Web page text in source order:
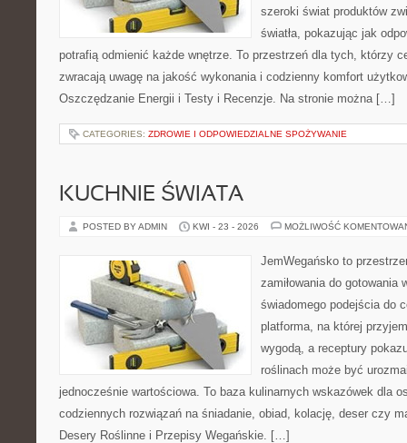
szeroki świat produktów
światła, pokazując jak
potrafią odmienić każde wnętrze. To przestrzeń dla tych, którzy
zwracają uwagę na jakość wykonania i codzienny komfort
Oszczędzanie Energii i Testy i Recenzje. Na stronie można […]
CATEGORIES: ZDROWIE I ODPOWIEDZIALNE SPOŻYWANIE
KUCHNIE ŚWIATA
POSTED BY ADMIN KWI - 23 - 2026 MOŻLIWOŚĆ
JemWegańsko to
zamiłowania do gotowania
świadomego podejścia do
platforma, na której
wygodą, a receptury
roślinach może być
jednocześnie wartościowa. To baza kulinarnych wskazówek dla
codziennych rozwiązań na śniadanie, obiad, kolację, deser czy
Desery Roślinne i Przepisy Wegańskie. […]